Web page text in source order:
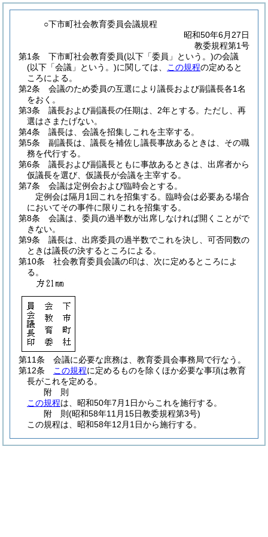
○下市町社会教育委員会議規程
昭和50年6月27日
教委規程第1号
第1条
下市町社会教育委員(以下「委員」という。)の会議
(以下「会議」という。)に関しては、 この規程の定めると
ころによる。
第2条
会議のため委員の互選により議長および副議長各1名
をおく。
第3条
議長および副議長の任期は、2年とする。 ただし、再
選はさまたげない。
第4条
議長は、会議を招集しこれを主宰する。
第5条
副議長は、議長を補佐し議長事故あるときは、その職
務を代行する。
第6条
議長および副議長ともに事故あるときは、出席者から
仮議長を選び、仮議長が会議を主宰する。
第7条
会議は定例会および臨時会とする。
定例会は隔月1回これを招集する。臨時会は必要ある場合
においてその事件に限りこれを招集する。
第8条
会議は、委員の過半数が出席しなければ開くことがで
きない。
第9条
議長は、出席委員の過半数でこれを決し、可否同数の
ときは議長の決するところによる。
第10条
社会教育委員会議の印は、次に定めるところによ
る。
第11条
会議に必要な庶務は、教育委員会事務局で行なう。
第12条
この規程に定めるものを除くほか必要な事項は教育
長がこれを定める。
附 則
この規程は、昭和50年7月1日からこれを施行する。
附 則(昭和58年11月15日教委規程第3号)
この規程は、昭和58年12月1日から施行する。